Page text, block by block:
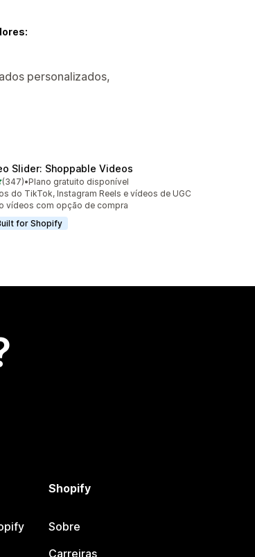
personalizados,
Slider: Shoppable Videos
5 estrelas
(347) ao todo
•Plano gratuito disponível
do TikTok, Instagram Reels e vídeos de UGC
vídeos com opção de compra
for Shopify
Shopify
Sobre
Carreiras